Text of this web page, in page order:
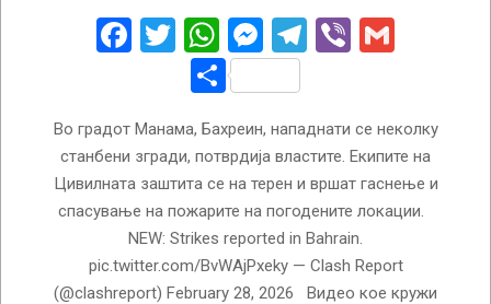
Facebook
Twitter
WhatsApp
Messenger
Telegram
Viber
Share
Во градот Манама, Бахреин, нападнати се неколку
станбени згради, потврдија властите. Екипите на
Цивилната заштита се на терен и вршат гаснење и
спасување на пожарите на погодените локации.
NEW: Strikes reported in Bahrain.
pic.twitter.com/BvWAjPxeky — Clash Report
(@clashreport) February 28, 2026 Видео кое кружи